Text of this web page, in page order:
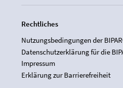
Rechtliches
Nutzungsbedingungen der
Datenschutzerklärung für die
Impressum
Erklärung zur Barrierefreiheit